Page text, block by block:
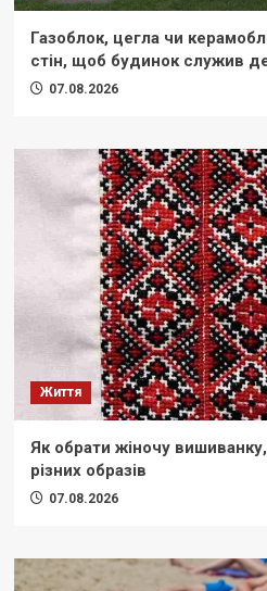
Газоблок, цегла чи
стін, щоб будинок служив
07.08.2026
Життя
Як обрати жіночу
різних образів
07.08.2026